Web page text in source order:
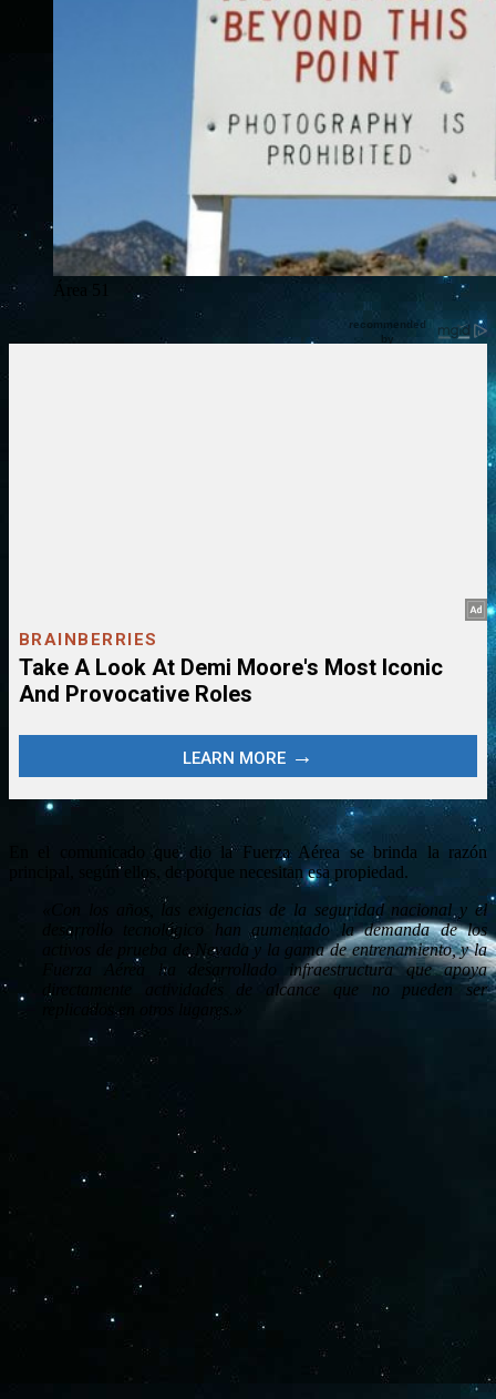
En el comunicado que dio la Fuerza Aérea se brinda la razón
principal, según ellos, de porque necesitan esa propiedad.
«Con los años, las exigencias de la seguridad nacional y el
desarrollo tecnológico han aumentado la demanda de los
activos de prueba de Nevada y la gama de entrenamiento, y la
Fuerza Aérea ha desarrollado infraestructura que apoya
directamente actividades de alcance que no pueden ser
replicados en otros lugares.»